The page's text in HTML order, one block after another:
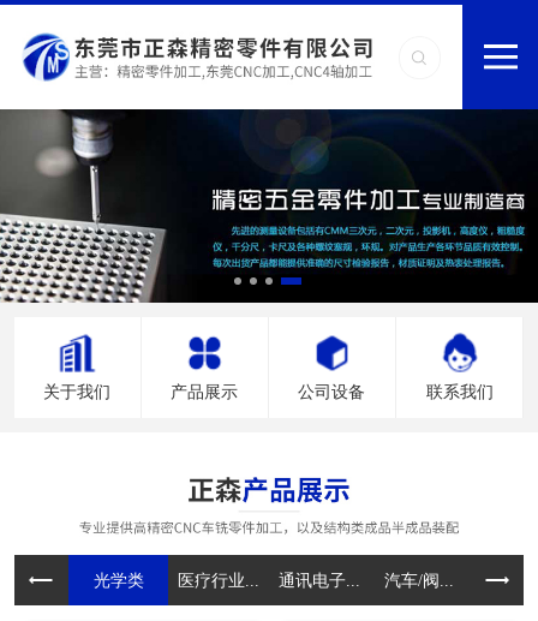
关于我们 产品展示 公司设备 联系我们
光学类 医疗行业... 通讯电子... 汽车/阀... 电动工